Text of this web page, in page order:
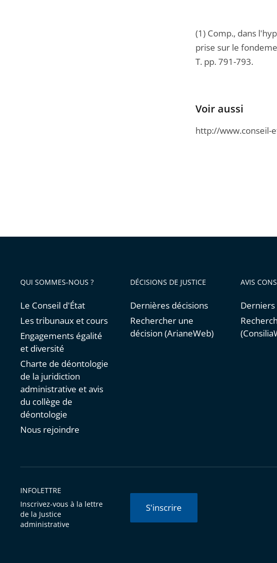
(1) Comp., dans
prise sur le
T. pp. 791-793.
Voir aussi
http://www.conseil-
QUI SOMMES-NOUS ?
Le Conseil d'État
Les tribunaux et cours
Engagements égalité
et diversité
Charte de déontologie
de la juridiction
administrative et avis
du collège de
déontologie
Nous rejoindre
DÉCISIONS DE JUSTICE
Dernières décisions
Rechercher une
décision (ArianeWeb)
AVIS
Derniers
INFOLETTRE
Inscrivez-vous à la lettre
de la Justice
administrative
S'inscrire